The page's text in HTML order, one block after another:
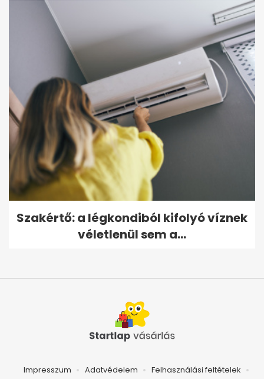
Szakértő: a légkondiból kifolyó víznek
véletlenül sem a...
Impresszum Adatvédelem Felhasználási feltételek